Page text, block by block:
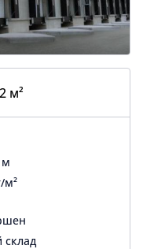
м²
м
м²
склад